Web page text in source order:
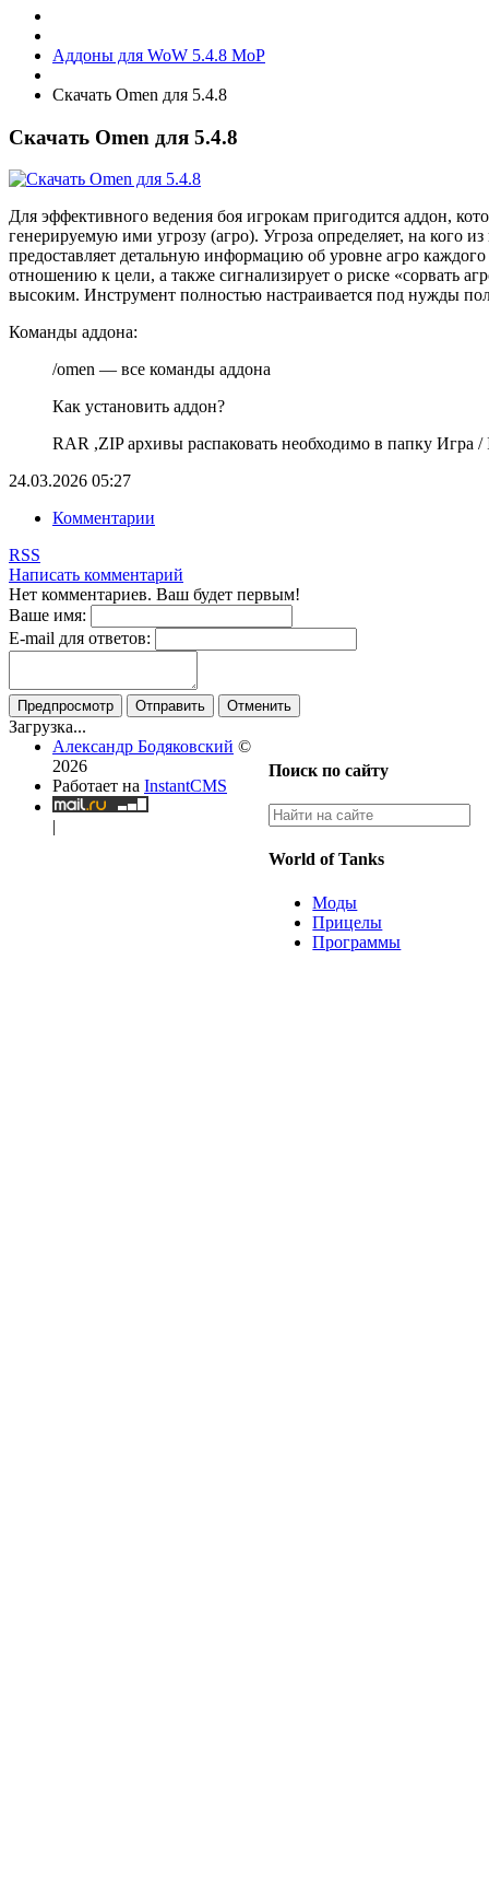
Аддоны для WoW 5.4.8 MoP
Скачать Omen для 5.4.8
Скачать Omen для 5.4.8
Для эффективного ведения боя игрокам пригодится аддон,
генерируемую ими угрозу (агро). Угроза определяет, на кого
предоставляет детальную информацию об уровне агро
отношению к цели, а также сигнализирует о риске «сорвать
высоким. Инструмент полностью настраивается под нужды
Команды аддона:
/omen — все команды аддона
Как установить аддон?
RAR ,ZIP архивы распаковать необходимо в папку Игра /
24.03.2026 05:27
Комментарии
RSS
Написать комментарий
Нет комментариев. Ваш будет первым!
Ваше имя:
E-mail для ответов:
Предпросмотр Отправить Отменить
Загрузка...
Поиск по сайту
World of Tanks
Моды
Прицелы
Программы
Александр Бодяковский ©
2026
Работает на InstantCMS
|